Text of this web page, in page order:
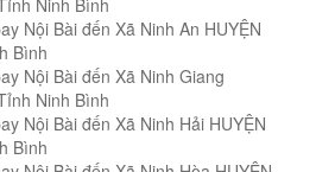
Ninh Bình
Nội Bài đến Xã Ninh An HUYỆN
Bình
Nội Bài đến Xã Ninh Giang
Ninh Bình
Nội Bài đến Xã Ninh Hải HUYỆN
Bình